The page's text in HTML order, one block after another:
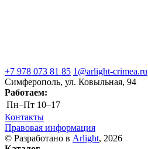
+7 978 073 81 85 1@arlight-crimea.ru
Симферополь, ул. Ковыльная, 94
Работаем:
Пн–Пт 10–17
Контакты
Правовая информация
© Разработано в Arlight, 2026